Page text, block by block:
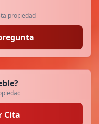
propiedad
Cita